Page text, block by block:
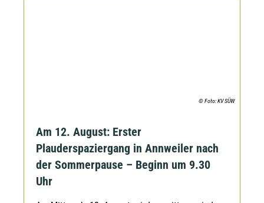
© Foto: KV SÜW
Am 12. August: Erster
Plauderspaziergang in Annweiler nach
der Sommerpause – Beginn um 9.30
Uhr